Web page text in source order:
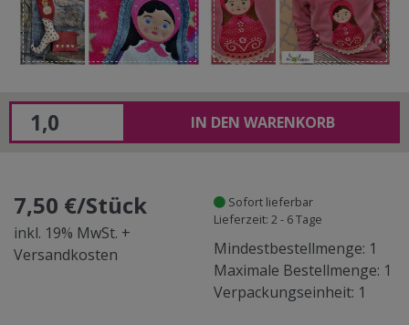
IN DEN WARENKORB
7,50 €/Stück
inkl. 19% MwSt. +
Versandkosten
Sofort lieferbar
Lieferzeit: 2 - 6 Tage
Mindestbestellmenge: 1
Maximale Bestellmenge: 1
Verpackungseinheit: 1